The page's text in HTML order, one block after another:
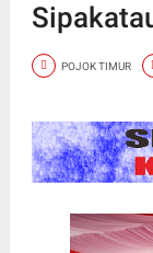
POJOK TIMUR